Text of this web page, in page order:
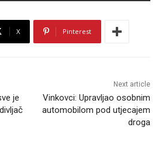
X Pinterest
je
Next article
Vinkovci: Upravljao osobnim
automobilom pod utjecajem
droga